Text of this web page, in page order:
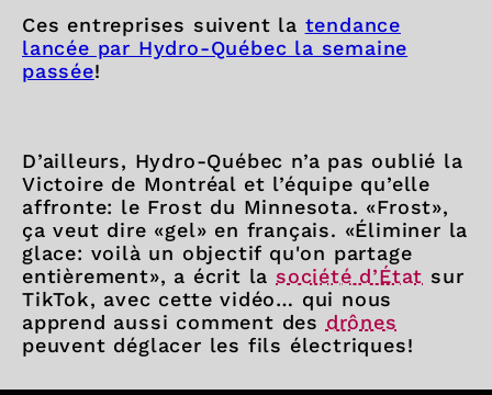
Ces entreprises suivent la tendance
lancée par Hydro-Québec la semaine
passée!
D’ailleurs, Hydro-Québec n’a pas oublié la
Victoire de Montréal et l’équipe qu’elle
affronte: le Frost du Minnesota. «Frost»,
ça veut dire «gel» en français. «Éliminer la
glace: voilà un objectif qu'on partage
entièrement», a écrit la société d’État sur
TikTok, avec cette vidéo… qui nous
apprend aussi comment des drônes
peuvent déglacer les fils électriques!